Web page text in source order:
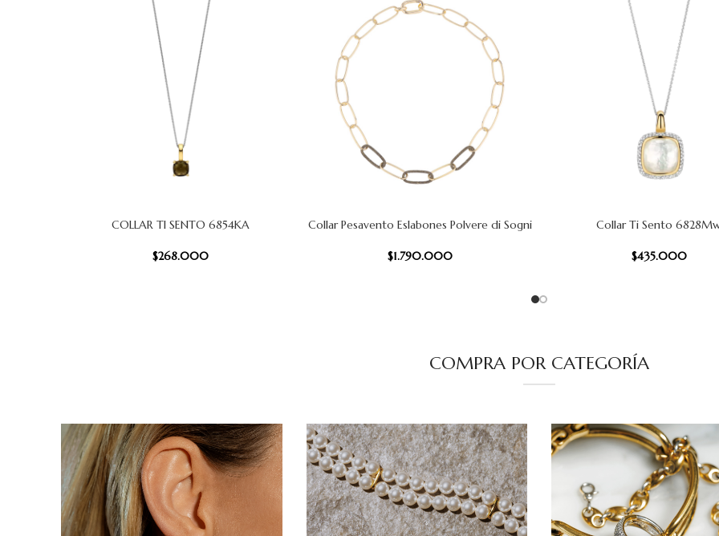
AÑADIR AL CARRITO
COLLAR TI SENTO 6854KA
$268.000
AÑADIR AL CARRITO
Collar Pesavento Eslabones Polvere di Sogni
$1.790.000
AÑADIR AL CARRITO
Collar Ti Sento
$435.000
COMPRA POR CATEGORÍA